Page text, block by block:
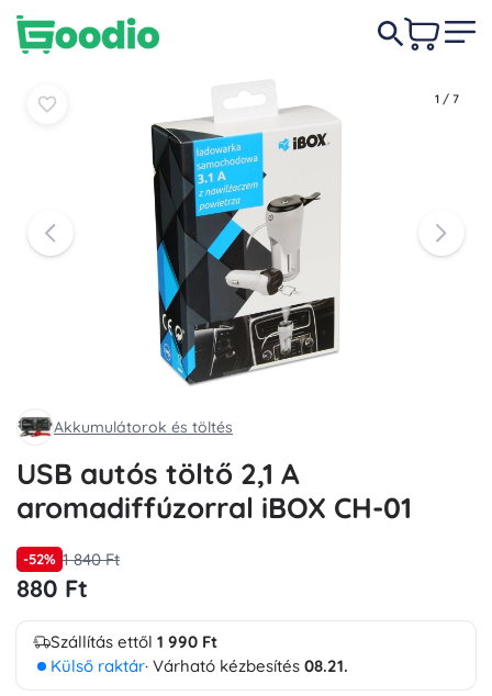
1 / 7
Akkumulátorok és töltés
USB autós töltő 2,1 A
aromadiffúzorral iBOX CH-01
-52% 1 840 Ft
880 Ft
Szállítás ettől 1 990 Ft
Külső raktár· Várható kézbesítés 08.21.
-52% 1 840 Ft
Kosárba